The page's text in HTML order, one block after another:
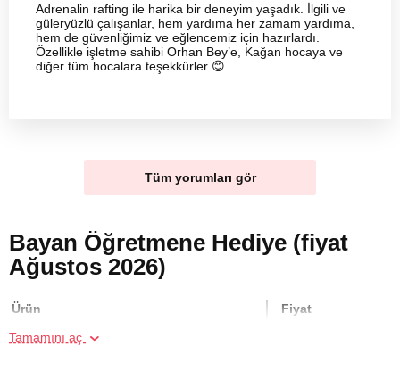
Adrenalin rafting ile harika bir deneyim yaşadık. İlgili ve
güleryüzlü çalışanlar, hem yardıma her zamam yardıma,
hem de güvenliğimiz ve eğlencemiz için hazırlardı.
Özellikle işletme sahibi Orhan Bey’e, Kağan hocaya ve
diğer tüm hocalara teşekkürler 😊
Tüm yorumları gör
Bayan Öğretmene Hediye (fiyat
Ağustos 2026)
Ürün Fiyat
Tamamını aç